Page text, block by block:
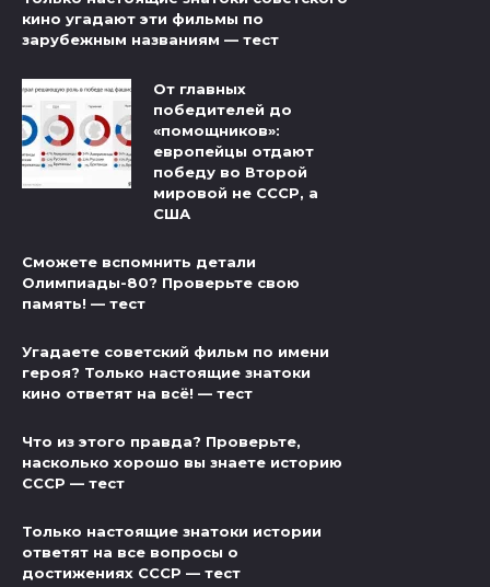
кино угадают эти фильмы по
зарубежным названиям — тест
От главных
победителей до
«помощников»:
европейцы отдают
победу во Второй
мировой не СССР, а
США
Сможете вспомнить детали
Олимпиады-80? Проверьте свою
память! — тест
Угадаете советский фильм по имени
героя? Только настоящие знатоки
кино ответят на всё! — тест
Что из этого правда? Проверьте,
насколько хорошо вы знаете историю
СССР — тест
Только настоящие знатоки истории
ответят на все вопросы о
достижениях СССР — тест